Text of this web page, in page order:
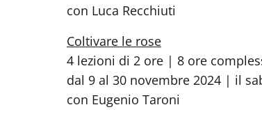
con Luca Recchiuti
Coltivare le rose
4 lezioni di 2 ore | 8 ore
dal 9 al 30 novembre 2024 | il
con Eugenio Taroni